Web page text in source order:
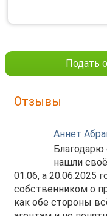
Подать
Отзывы
Аннет
Благодарю
нашли
01.06, а 20.06.2025
собственником о
как обе стороны